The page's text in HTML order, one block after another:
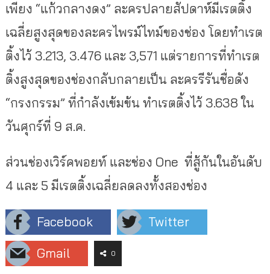
เพียง “แก้วกลางดง” ละครปลายสัปดาห์มีเรตติ้ง
เฉลี่ยสูงสุดของละครไพรม์ไทม์ของช่อง โดยทำเรต
ติ้งไว้ 3.213, 3.476 และ 3,571 แต่รายการที่ทำเรต
ติ้งสูงสุดของช่องกลับกลายเป็น ละครรีรันชื่อดัง
“กรงกรรม” ที่กำลังเข้มข้น ทำเรตติ้งไว้ 3.638 ใน
วันศุกร์ที่ 9 ส.ค.
ส่วนช่องเวิร์คพอยท์ และช่อง One ที่สู้กันในอันดับ
4 และ 5 มีเรตติ้งเฉลี่ยลดลงทั้งสองช่อง
Facebook
Twitter
Gmail
0